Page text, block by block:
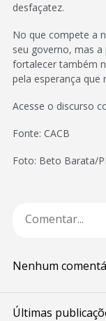
desfaçatez.
No que compete a
seu governo, mas
fortalecer também
pela esperança que
Acesse o discurso
Fonte: CACB
Foto: Beto Barata/
Nenhum
Últimas